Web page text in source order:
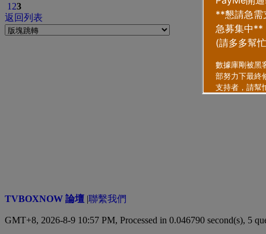
1 23
返回列表
TVBOXNOW 論壇 |聯繫我們
GMT+8, 2026-8-9 10:57 PM, Processed in 0.046790 second(s), 5